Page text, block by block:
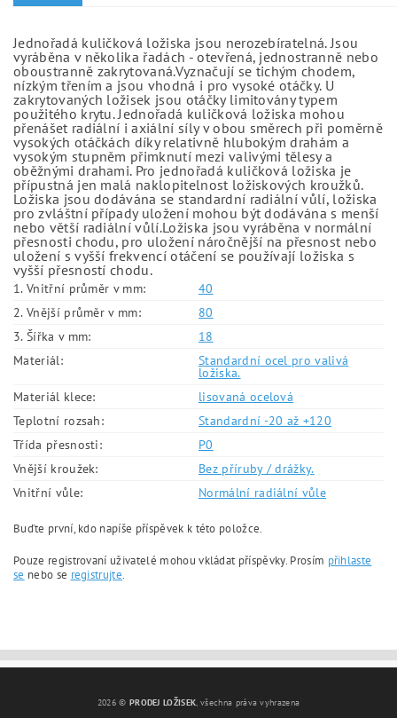
Jednořadá kuličková ložiska jsou nerozebíratelná. Jsou
vyráběna v několika řadách - otevřená, jednostranně nebo
oboustranně zakrytovaná.Vyznačují se tichým chodem,
nízkým třením a jsou vhodná i pro vysoké otáčky. U
zakrytovaných ložisek jsou otáčky limitovány typem
použitého krytu. Jednořadá kuličková ložiska mohou
přenášet radiální i axiální síly v obou směrech při poměrně
vysokých otáčkách díky relativně hlubokým drahám a
vysokým stupněm přimknutí mezi valivými tělesy a
oběžnými drahami. Pro jednořadá kuličková ložiska je
přípustná jen malá naklopitelnost ložiskových kroužků.
Ložiska jsou dodávána se standardní radiální vůlí, ložiska
pro zvláštní případy uložení mohou být dodávána s menší
nebo větší radiální vůlí.Ložiska jsou vyráběna v normální
přesnosti chodu, pro uložení náročnější na přesnost nebo
uložení s vyšší frekvencí otáčení se používají ložiska s
vyšší přesností chodu.
1. Vnitřní průměr v mm:
40
2. Vnější průměr v mm:
80
3. Šířka v mm:
18
Materiál:
Standardní ocel pro valivá
ložiska.
Materiál klece:
lisovaná ocelová
Teplotní rozsah:
Standardní -20 až +120
Třída přesnosti:
P0
Vnější kroužek:
Bez příruby / drážky.
Vnitřní vůle:
Normální radiální vůle
Buďte první, kdo napíše příspěvek k této položce.
Pouze registrovaní uživatelé mohou vkládat příspěvky. Prosím přihlaste
se nebo se registrujte.
2026 © PRODEJ LOŽISEK, všechna práva vyhrazena